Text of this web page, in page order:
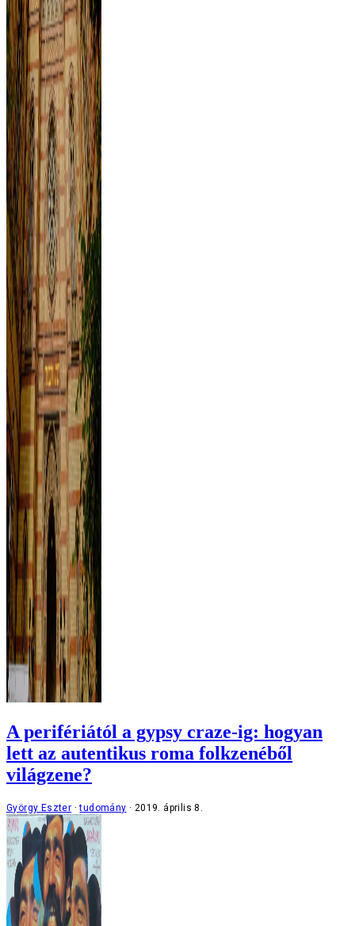
A perifériától a gypsy craze-ig: hogyan
lett az autentikus roma folkzenéből
világzene?
György Eszter tudomány 2019. április 8.